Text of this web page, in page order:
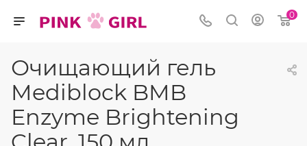
0
Очищающий гель
Mediblock BMB
Enzyme Brightening